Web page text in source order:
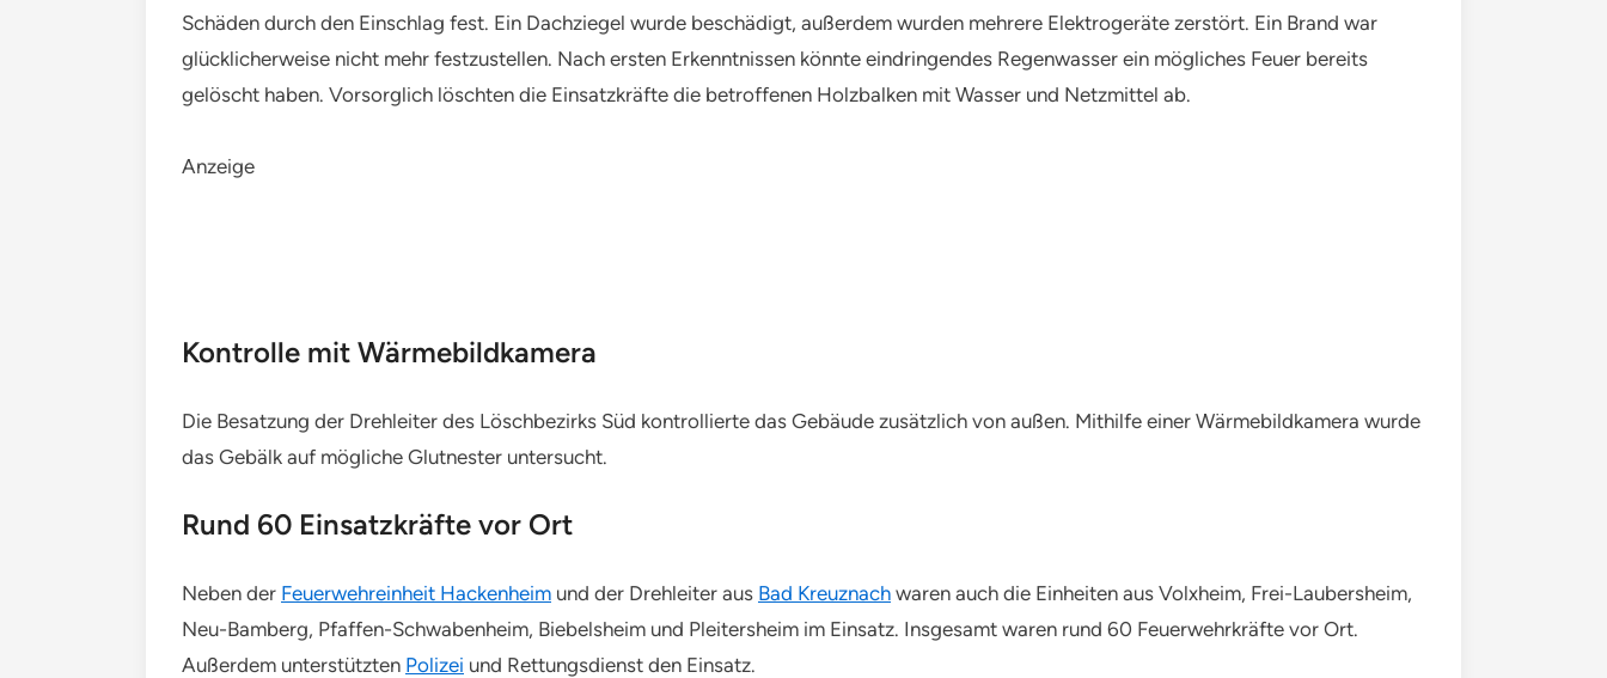
Schäden durch den Einschlag fest. Ein Dachziegel wurde beschädigt, außerdem wurden mehrere Elektrogeräte zerstört. Ein Brand war
glücklicherweise nicht mehr festzustellen. Nach ersten Erkenntnissen könnte eindringendes Regenwasser ein mögliches Feuer bereits
gelöscht haben. Vorsorglich löschten die Einsatzkräfte die betroffenen Holzbalken mit Wasser und Netzmittel ab.
Anzeige
Kontrolle mit Wärmebildkamera
Die Besatzung der Drehleiter des Löschbezirks Süd kontrollierte das Gebäude zusätzlich von außen. Mithilfe einer Wärmebildkamera wurde
das Gebälk auf mögliche Glutnester untersucht.
Rund 60 Einsatzkräfte vor Ort
Neben der Feuerwehreinheit Hackenheim und der Drehleiter aus Bad Kreuznach waren auch die Einheiten aus Volxheim, Frei-Laubersheim,
Neu-Bamberg, Pfaffen-Schwabenheim, Biebelsheim und Pleitersheim im Einsatz. Insgesamt waren rund 60 Feuerwehrkräfte vor Ort.
Außerdem unterstützten Polizei und Rettungsdienst den Einsatz.